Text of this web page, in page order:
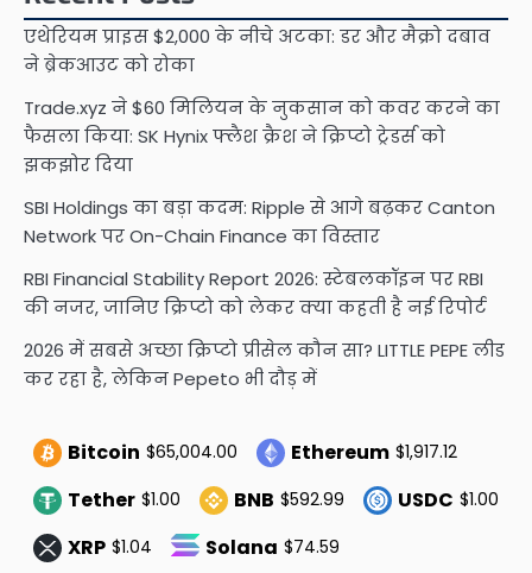
एथेरियम प्राइस $2,000 के नीचे अटका: डर और मैक्रो दबाव
ने ब्रेकआउट को रोका
Trade.xyz ने $60 मिलियन के नुकसान को कवर करने का
फैसला किया: SK Hynix फ्लैश क्रैश ने क्रिप्टो ट्रेडर्स को
झकझोर दिया
SBI Holdings का बड़ा कदम: Ripple से आगे बढ़कर Canton
Network पर On-Chain Finance का विस्तार
RBI Financial Stability Report 2026: स्टेबलकॉइन पर RBI
की नजर, जानिए क्रिप्टो को लेकर क्या कहती है नई रिपोर्ट
2026 में सबसे अच्छा क्रिप्टो प्रीसेल कौन सा? LITTLE PEPE लीड
कर रहा है, लेकिन Pepeto भी दौड़ में
Bitcoin $65,004.00 Ethereum $1,917.12
Tether $1.00 BNB $592.99 USDC $1.00
XRP $1.04 Solana $74.59